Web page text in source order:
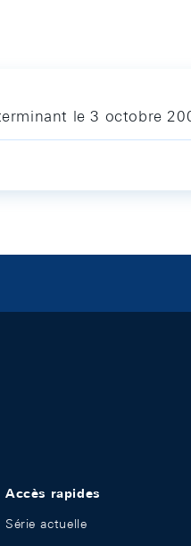
le 3 octobre
Accès rapides
Série actuelle